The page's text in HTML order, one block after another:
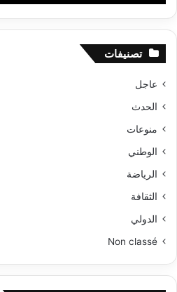
تصنيفات
عاجل
الحدث
منوعات
الوطني
الرياضة
الثقافة
الدولي
Non classé